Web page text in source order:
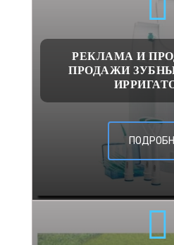
РЕКЛАМА И
ПРОДАЖИ